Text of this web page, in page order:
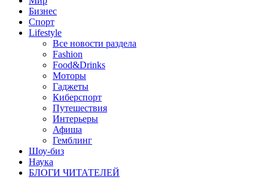
Бизнес
Спорт
Lifestyle
Все новости раздела
Fashion
Food&Drinks
Моторы
Гаджеты
Киберспорт
Путешествия
Интерьеры
Афиша
Гемблинг
Шоу-биз
Наука
БЛОГИ ЧИТАТЕЛЕЙ